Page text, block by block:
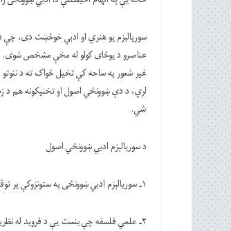
سوریالېزم یو هنري او ادبي خوځښت دی، چې د
عناصرو د یوځای کولو له مخې مشخص شوی. د
غیر شعور په ساحه کې تخیل ځواک ته د ننوتو
لري، د دې ښوونځي اصول او تخنیکونه هم د
شي.
د سوریالېزم ادبي ښوونځي اصول
۱ـ سوریالېزم ادبي ښوونځی په ستونزوکې پر توقع ټېنګار کوي، چې دا ادبي ښوونځی د څو فلسفي ځانګړتېاوو درلودونکی دی.
۲ـ علمي فلسفه چې بنست یې د فروید له نظریاتو څخه دی.